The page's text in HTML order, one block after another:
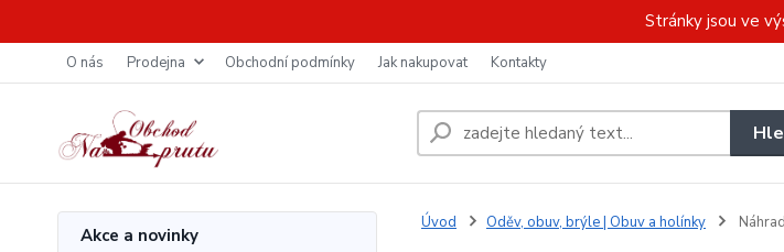
Stránky jsou ve
O nás Prodejna Obchodní podmínky Jak nakupovat Kontakty
Akce a novinky
Úvod Oděv, obuv, brýle | Obuv a holínky